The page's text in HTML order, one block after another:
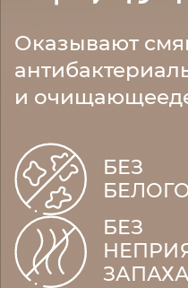
Оказывают
и очищающее
БЕЗ
БЕЗ